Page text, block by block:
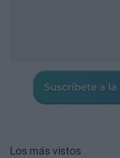
Los más vistos